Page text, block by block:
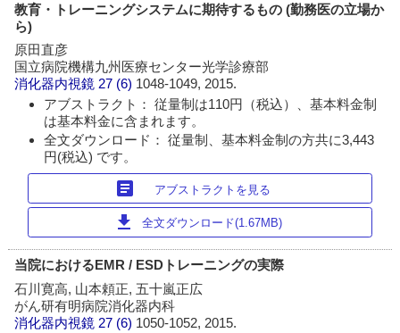
教育・トレーニングシステムに期待するもの (勤務医の立場か
ら)
原田直彦
国立病院機構九州医療センター光学診療部
消化器内視鏡 27 (6) 1048-1049, 2015.
アブストラクト： 従量制は110円（税込）、基本料金制
は基本料金に含まれます。
全文ダウンロード： 従量制、基本料金制の方共に3,443
円(税込) です。
article アブストラクトを見る
download 全文ダウンロード(1.67MB)
当院におけるEMR / ESDトレーニングの実際
石川寛高, 山本頼正, 五十嵐正広
がん研有明病院消化器内科
消化器内視鏡 27 (6) 1050-1052, 2015.